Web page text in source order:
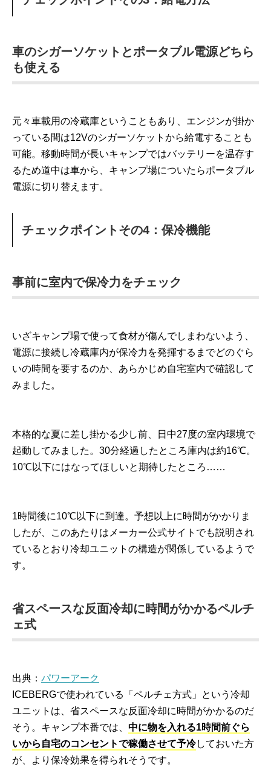
車のシガーソケットとポータブル電源どちら
も使える
元々車載用の冷蔵庫ということもあり、エンジンが掛か
っている間は12Vのシガーソケットから給電することも
可能。移動時間が長いキャンプではバッテリーを温存す
るため道中は車から、キャンプ場についたらポータブル
電源に切り替えます。
チェックポイントその4：保冷機能
事前に室内で保冷力をチェック
いざキャンプ場で使って食材が傷んでしまわないよう、
電源に接続し冷蔵庫内が保冷力を発揮するまでどのぐら
いの時間を要するのか、あらかじめ自宅室内で確認して
みました。
本格的な夏に差し掛かる少し前、日中27度の室内環境で
起動してみました。30分経過したところ庫内は約16℃。
10℃以下にはなってほしいと期待したところ……
1時間後に10℃以下に到達。予想以上に時間がかかりま
したが、このあたりはメーカー公式サイトでも説明され
ているとおり冷却ユニットの構造が関係しているようで
す。
省スペースな反面冷却に時間がかかるペルチ
ェ式
出典： パワーアーク
ICEBERGで使われている「ペルチェ方式」という冷却
ユニットは、省スペースな反面冷却に時間がかかるのだ
そう。キャンプ本番では、 中に物を入れる1時間前ぐら
いから自宅のコンセントで稼働させて予冷しておいた方
が、より保冷効果を得られそうです。